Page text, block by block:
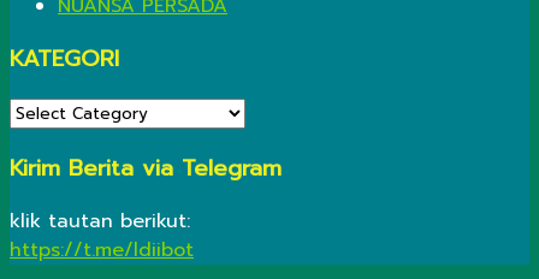
KATEGORI
KATEGORI
Kirim Berita via Telegram
klik tautan berikut:
https://t.me/ldiibot